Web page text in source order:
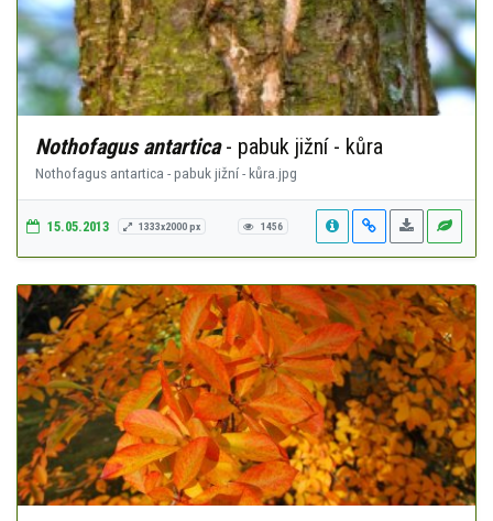
Nothofagus antartica- pabuk jižní - kůra
Nothofagus antartica - pabuk jižní - kůra.jpg
15.05.2013 1333x2000 px 1456